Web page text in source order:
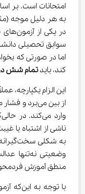
به هر دلیل موجه
در
سوابق تحصیلی
اما در صورتی که
کند، باید تمام شش
از بین می‌برد
ناشی از اشتباه یا
منطق آموزش فردمحور